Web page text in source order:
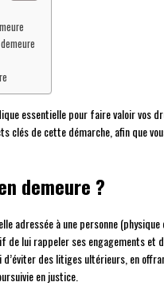
essentielle pour faire valoir vos
clés de cette démarche, afin que
demeure ?
adressée à une personne
de lui rappeler ses engagements et
d’éviter des litiges ultérieurs, en
en justice.